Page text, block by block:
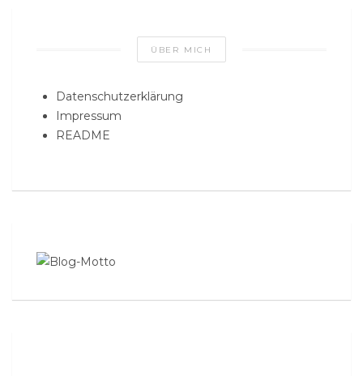
ÜBER MICH
Datenschutzerklärung
Impressum
README